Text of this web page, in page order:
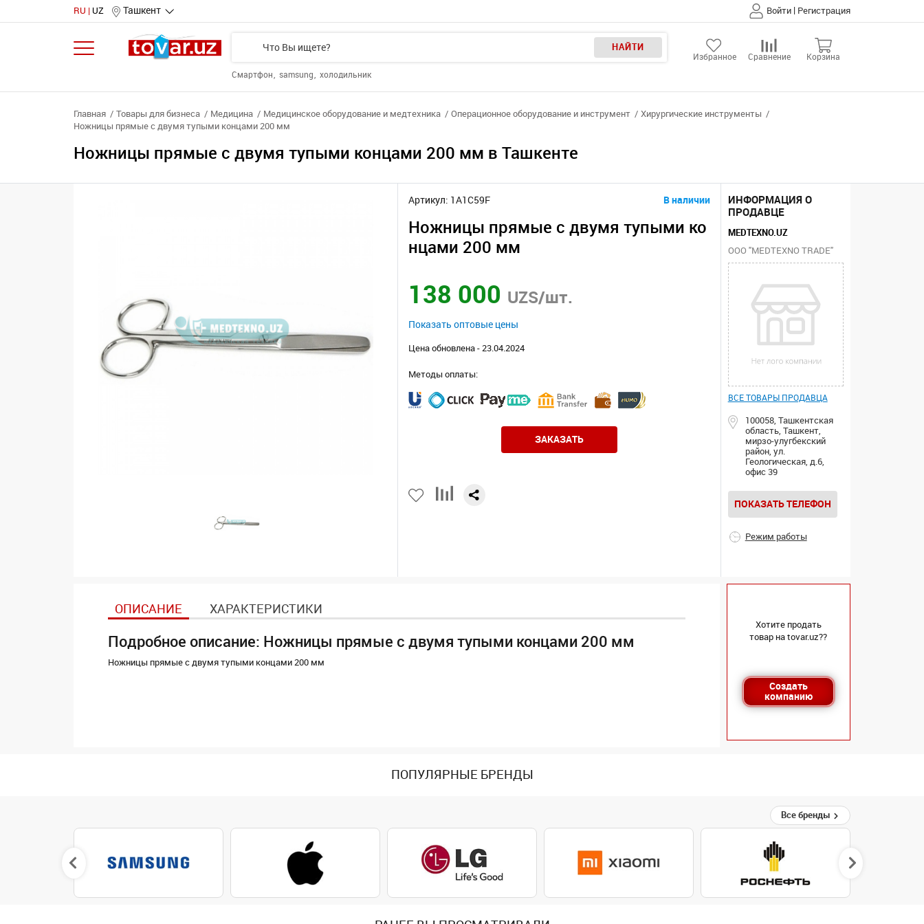
RU UZ Ташкент Войти | Регистрация
НАЙТИ
Смартфон samsung холодильник
Избранное Сравнение Корзина
Главная Товары для бизнеса Медицина Медицинское оборудование и медтехника Операционное оборудование и инструмент
Хирургические инструменты
Ножницы прямые с двумя тупыми концами 200 мм
Ножницы прямые с двумя тупыми концами 200 мм в Ташкенте
Артикул: 1A1C59F В наличии
Ножницы прямые с двумя тупыми ко
нцами 200 мм
138 000 UZS/шт.
Показать оптовые цены
Цена обновлена - 23.04.2024
Методы оплаты:
ЗАКАЗАТЬ
ИНФОРМАЦИЯ О
ПРОДАВЦЕ
MEDTEXNO.UZ
ООО "MEDTEXNO TRADE"
ВСЕ ТОВАРЫ ПРОДАВЦА
100058, Ташкентская
область, Ташкент,
мирзо-улугбекский
район, ул.
Геологическая, д.6,
офис 39
ПОКАЗАТЬ ТЕЛЕФОН
Режим работы
ОПИСАНИЕ ХАРАКТЕРИСТИКИ
Подробное описание: Ножницы прямые с двумя тупыми концами 200 мм
Ножницы прямые с двумя тупыми концами 200 мм
Хотите продать
товар на tovar.uz??
Создать
компанию
ПОПУЛЯРНЫЕ БРЕНДЫ
Все бренды